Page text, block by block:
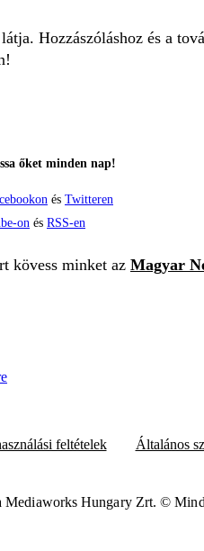
Hozzászóláshoz és a
őket minden nap!
és Twitteren
on és RSS-en
kövess minket az Magyar
feltételek Általános
Mediaworks Hungary Zrt. ©